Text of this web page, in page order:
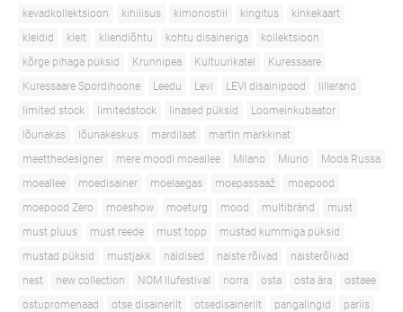
kevadkollektsioon
kihilisus kimonostiil kingitus
kinkekaart
kleidid
kleit kliendiõhtu kohtu disaineriga
kollektsioon
kõrge pihaga püksid
Krunnipea Kultuurikatel
Kuressaare
Kuressaare Spordihoone
Leedu Levi LEVI disainipood
lillerand
limited stock
limitedstock linased püksid
Loomeinkubaator
lõunakas
lõunakeskus mardilaat
martin markkinat
meetthedesigner
mere moodi moeallee Milano Miurio
Moda Russa
moeallee
moedisainer moelaegas moepassaaž
moepood
moepood Zero
moeshow moeturg mood multibränd
must
must pluus
must reede must topp
mustad kummiga püksid
mustad püksid
mustjakk näidised naiste rõivad
naisterõivad
nest
new collection NOM Ilufestival norra osta osta ära
ostaee
ostupromenaad
otse disainerilt otsedisainerilt pangalingid
pariis